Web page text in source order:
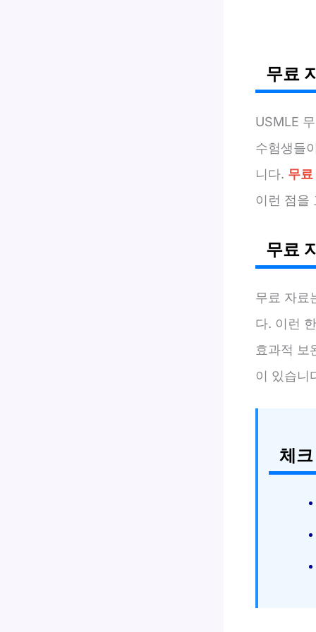
무료
USMLE
수험생들
니다. 무
이런 점을
무료
무료 자료
다. 이런
효과적 보
이 있습니
체